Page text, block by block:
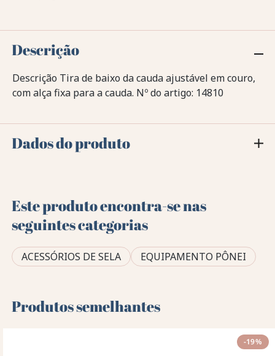
Descrição
Descrição Tira de baixo da cauda ajustável em couro,
com alça fixa para a cauda. Nº do artigo: 14810
Dados do produto
Este produto encontra-se nas
seguintes categorias
ACESSÓRIOS DE SELA EQUIPAMENTO PÔNEI
Produtos semelhantes
-19%